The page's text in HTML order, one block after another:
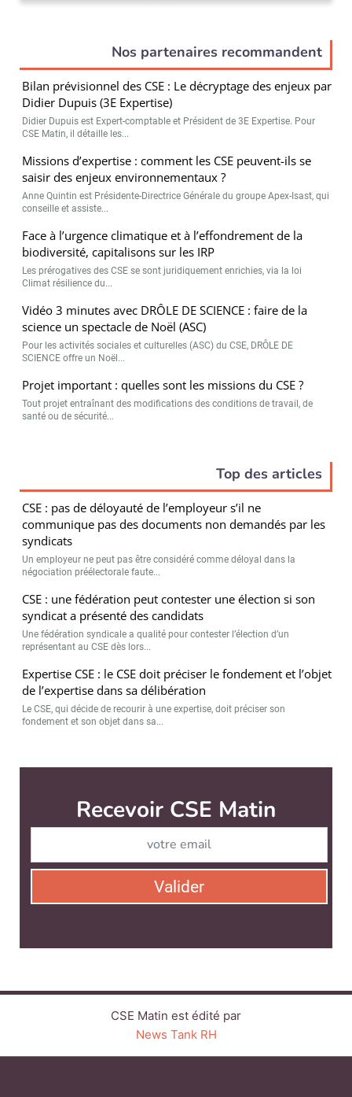
électoral.
Nos partenaires recommandent
Bilan prévisionnel des CSE : Le décryptage des enjeux par
Didier Dupuis (3E Expertise)
Didier Dupuis est Expert-comptable et Président de 3E Expertise. Pour
CSE Matin, il détaille les...
Missions d’expertise : comment les CSE peuvent-ils se
saisir des enjeux environnementaux ?
Anne Quintin est Présidente-Directrice Générale du groupe Apex-Isast, qui
conseille et assiste...
Face à l’urgence climatique et à l’effondrement de la
biodiversité, capitalisons sur les IRP
Les prérogatives des CSE se sont juridiquement enrichies, via la loi
Climat résilience du...
Vidéo 3 minutes avec DRÔLE DE SCIENCE : faire de la
science un spectacle de Noël (ASC)
Pour les activités sociales et culturelles (ASC) du CSE, DRÔLE DE
SCIENCE offre un Noël...
Projet important : quelles sont les missions du CSE ?
Tout projet entraînant des modifications des conditions de travail, de
santé ou de sécurité...
Top des articles
CSE : pas de déloyauté de l’employeur s’il ne
communique pas des documents non demandés par les
syndicats
Un employeur ne peut pas être considéré comme déloyal dans la
négociation préélectorale faute...
CSE : une fédération peut contester une élection si son
syndicat a présenté des candidats
Une fédération syndicale a qualité pour contester l’élection d’un
représentant au CSE dès lors...
Expertise CSE : le CSE doit préciser le fondement et l’objet
de l’expertise dans sa délibération
Le CSE, qui décide de recourir à une expertise, doit préciser son
fondement et son objet dans sa...
CSE Matin est édité par
QUI SOMMES-NOUS ?
LINKEDINTWITTERFACEBOOK